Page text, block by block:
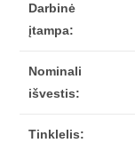
Darbinė
įtampa:
Nominali
išvestis:
Tinklelis: